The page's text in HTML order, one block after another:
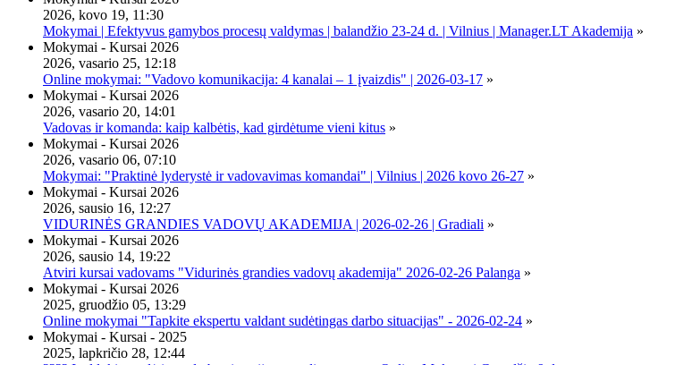
2026, kovo 19, 11:30
Mokymai | Efektyvus gamybos procesų valdymas | balandžio 23-24 d. | Vilnius | Manager.LT Akademija »
Mokymai - Kursai 2026
2026, vasario 25, 12:18
Online mokymai: "Vadovo komunikacija: 4 kanalai – 1 įvaizdis" | 2026-03-17 »
Mokymai - Kursai 2026
2026, vasario 20, 14:01
Vadovas ir komanda: kaip kalbėtis, kad girdėtume vieni kitus »
Mokymai - Kursai 2026
2026, vasario 06, 07:10
Mokymai: "Praktinė lyderystė ir vadovavimas komandai" | Vilnius | 2026 kovo 26-27 »
Mokymai - Kursai 2026
2026, sausio 16, 12:27
VIDURINĖS GRANDIES VADOVŲ AKADEMIJA | 2026-02-26 | Gradiali »
Mokymai - Kursai 2026
2026, sausio 14, 19:22
Atviri kursai vadovams "Vidurinės grandies vadovų akademija" 2026-02-26 Palanga »
Mokymai - Kursai 2026
2025, gruodžio 05, 13:29
Online mokymai "Tapkite ekspertu valdant sudėtingas darbo situacijas" - 2026-02-24 »
Mokymai - Kursai - 2025
2025, lapkričio 28, 12:44